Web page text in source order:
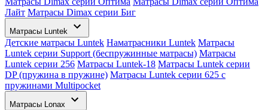
Лайт Матрасы Dimax серии Биг
Матрасы Luntek
Детские матрасы Luntek Наматрасники Luntek Матрасы
Luntek серии Support (беспружинные матрасы) Матрасы
Luntek серии 256 Матрасы Luntek-18 Матрасы Luntek серии
DP (пружина в пружине) Матрасы Luntek серии 625 с
пружинами Multipocket
Матрасы Lonax